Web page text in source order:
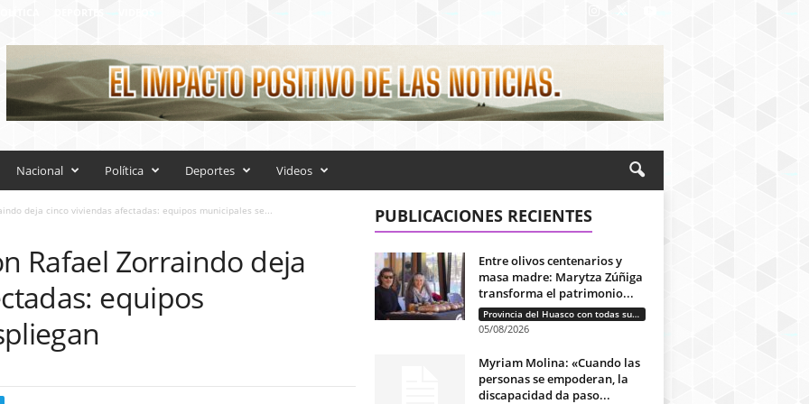
Nacional Política Deportes Videos
deja cinco viviendas afectadas: equipos municipales se...
Rafael Zorraindo deja
equipos
PUBLICACIONES RECIENTES
Entre olivos centenarios y
masa madre: Marytza Zúñiga
transforma el patrimonio...
Provincia del Huasco con todas sus letras: Historias que unen cultura, diversidad e identidad
05/08/2026
Myriam Molina: «Cuando las
personas se empoderan, la
discapacidad da paso...